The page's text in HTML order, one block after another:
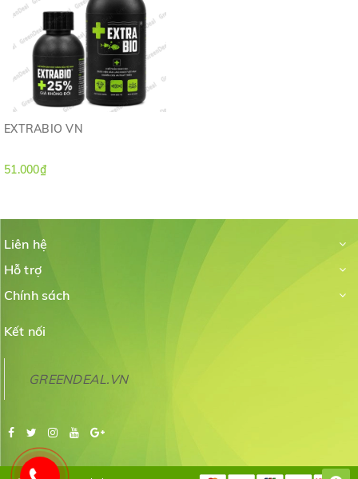
EXTRABIO VN
51.000₫
Liên hệ
Hỗ trợ
Chính sách
Kết nối
GREENDEAL.VN